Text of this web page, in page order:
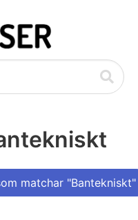
matchar "Bantekniskt"